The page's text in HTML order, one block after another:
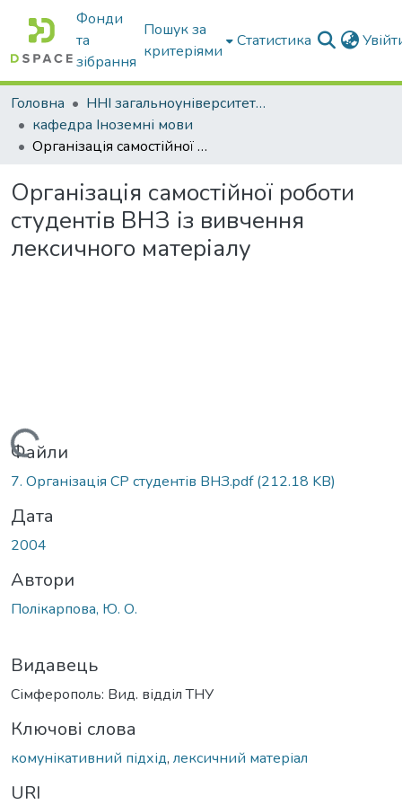
Фонди
та
зібрання
Пошук за
критеріями
Статистика
Головна
ННІ загальноуніверситетської підготовки
кафедра Іноземні мови
Організація самостійної роботи студентів ВНЗ із вивчення лексичного матеріалу
Організація самостійної роботи
студентів ВНЗ із вивчення
лексичного матеріалу
Вантажиться...
Файли
7. Організація СР студентів ВНЗ.pdf(212.18 KB)
Дата
2004
Автори
Полікарпова, Ю. О.
Видавець
Сімферополь: Вид. відділ ТНУ
Ключові слова
комунікативний підхід, лексичний матеріал
URI